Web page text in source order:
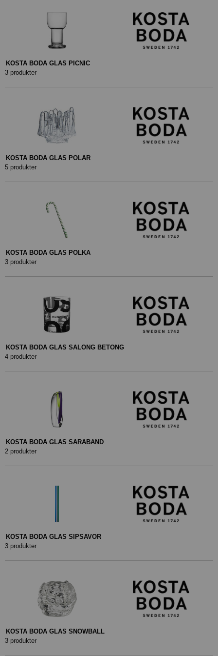
KOSTA BODA GLAS PICNIC
3 produkter
KOSTA BODA GLAS POLAR
5 produkter
KOSTA BODA GLAS POLKA
3 produkter
KOSTA BODA GLAS SALONG BETONG
4 produkter
KOSTA BODA GLAS SARABAND
2 produkter
KOSTA BODA GLAS SIPSAVOR
3 produkter
KOSTA BODA GLAS SNOWBALL
3 produkter